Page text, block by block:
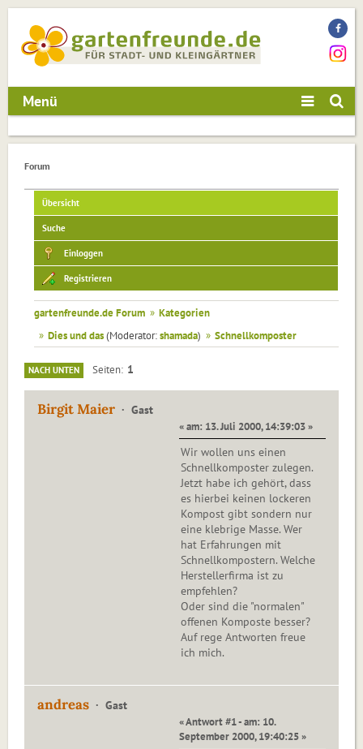
Menü
Forum
Übersicht
Suche
Einloggen
Registrieren
gartenfreunde.de Forum » Kategorien
» Dies und das(Moderator:shamada) » Schnellkomposter
NACH UNTEN Seiten 1
Birgit Maier Gast
« am: 13. Juli 2000, 14:39:03 »
Wir wollen uns einen
Schnellkomposter zulegen.
Jetzt habe ich gehört, dass
es hierbei keinen lockeren
Kompost gibt sondern nur
eine klebrige Masse. Wer
hat Erfahrungen mit
Schnellkompostern. Welche
Herstellerfirma ist zu
empfehlen?
Oder sind die "normalen"
offenen Komposte besser?
Auf rege Antworten freue
ich mich.
andreas Gast
« Antwort #1 - am: 10.
September 2000, 19:40:25 »